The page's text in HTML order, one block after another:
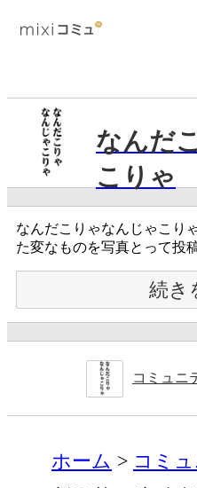
なんだ
こりゃ
なんだこりゃなんじゃこり
た変なものを写真とって投
続き
コミュニ
ホーム コミ